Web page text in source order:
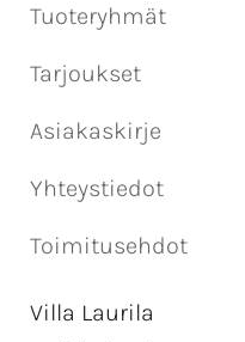
Tuoteryhmät
Tarjoukset
Asiakaskirje
Yhteystiedot
Toimitusehdot
Villa Laurila